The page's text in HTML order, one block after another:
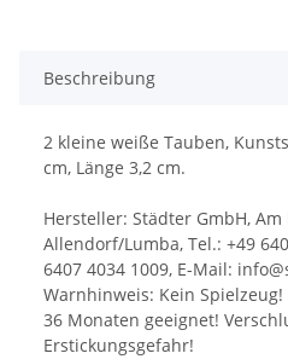
Beschreibung
2 kleine weiße Tauben,
cm, Länge 3,2 cm.
Hersteller: Städter GmbH, Am
Allendorf/Lumba, Tel.: +49
6407 4034 1009, E-Mail:
Warnhinweis: Kein
36 Monaten geeignet!
Erstickungsgefahr!